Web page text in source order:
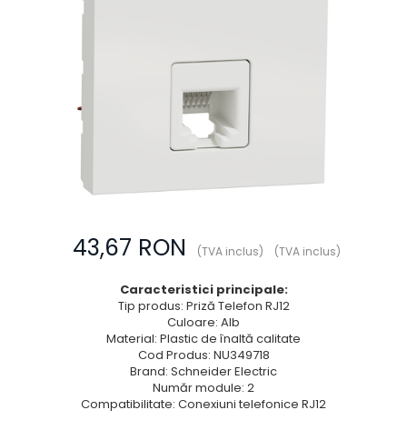
Prize și fișe industriale
Termostate
Întrerupătoare
43,67 RON (TVA inclus) (TVA inclus)
Caracteristici principale:
Tip produs: Priză Telefon RJ12
Culoare: Alb
Material: Plastic de înaltă calitate
Cod Produs: NU349718
Brand: Schneider Electric
Număr module: 2
Compatibilitate: Conexiuni telefonice RJ12